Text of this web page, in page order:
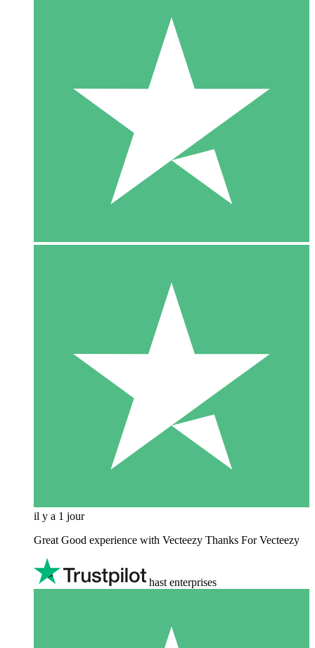
il y a 1 jour
Great Good experience with Vecteezy Thanks For Vecteezy
hast enterprises